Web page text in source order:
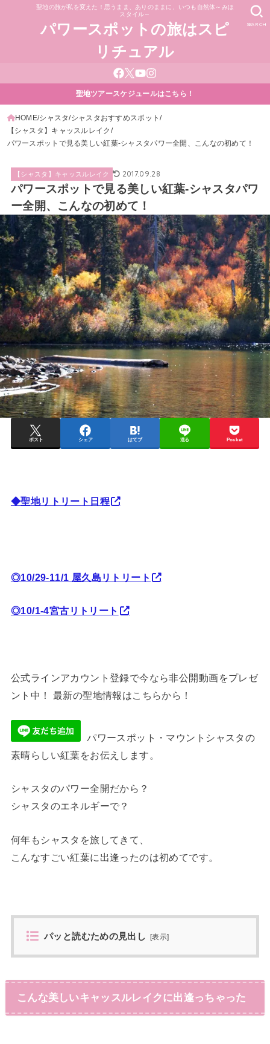
聖地の旅が私を変えた！思うまま、ありのままに、いつも自然体～みほ
スタイル～
パワースポットの旅はスピ
リチュアル
SEARCH
聖地ツアースケジュールはこちら！
HOME シャスタ シャスタおすすめスポット
【シャスタ】キャッスルレイク
パワースポットで見る美しい紅葉-シャスタパワー全開、こんなの初めて！
【シャスタ】キャッスルレイク 2017.09.28
パワースポットで見る美しい紅葉-シャスタパワ
ー全開、こんなの初めて！
ポスト シェア はてブ 送る Pocket
◆聖地リトリート日程
◎10/29-11/1 屋久島リトリート
◎10/1-4宮古リトリート
公式ラインアカウント登録で今なら非公開動画をプレゼ
ント中！ 最新の聖地情報はこちらから！
パワースポット・マウントシャスタの
素晴らしい紅葉をお伝えします。
シャスタのパワー全開だから？
シャスタのエネルギーで？
何年もシャスタを旅してきて、
こんなすごい紅葉に出逢ったのは初めてです。
パッと読むための見出し [表示]
こんな美しいキャッスルレイクに出逢っちゃった